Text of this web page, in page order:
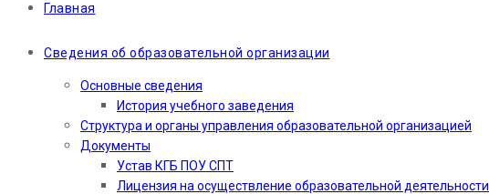
Главная
Сведения об образовательной организации
Основные сведения
История учебного заведения
Структура и органы управления образовательной организацией
Документы
Устав КГБ ПОУ СПТ
Лицензия на осуществление образовательной деятельности